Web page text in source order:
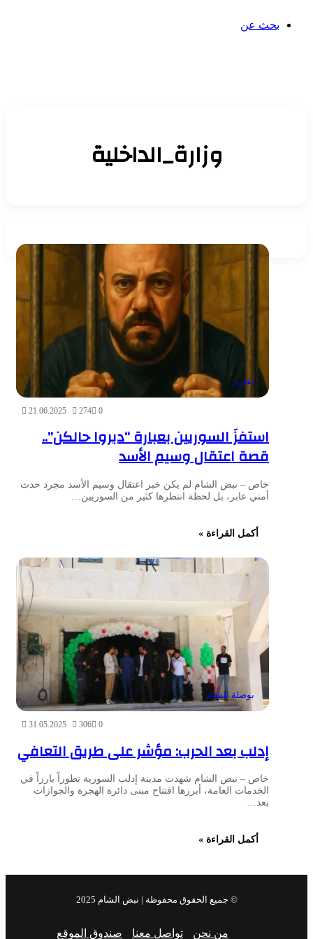
بحث عن
وزارة_الداخلية
تقارير
21.06.2025 0
274
استفزَ السوريين بعبارة “دبروا حالكن”..
قصة اعتقال وسيم الأسد
خاص – نبض الشام لم يكن خبر اعتقال وسيم الأسد مجرد حدث
أمني عابر، بل لحظة انتظرها كثير من السوريين…
أكمل القراءة »
بوصلة الشام
31.05.2025 0
306
إدلب بعد الحرب: مؤشر على طريق التعافي
خاص – نبض الشام شهدت مدينة إدلب السورية تطوراً بارزاً في
الخدمات العامة، أبرزها افتتاح مبنى دائرة الهجرة والجوازات
بعد…
أكمل القراءة »
© جميع الحقوق محفوظة | نبض الشام 2025
من نحن تواصل معنا صندوق الموقع